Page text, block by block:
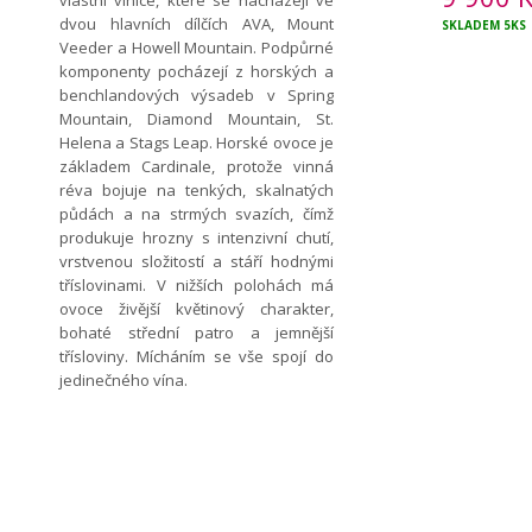
dvou hlavních dílčích AVA, Mount
Veeder a Howell Mountain. Podpůrné
komponenty pocházejí z horských a
benchlandových výsadeb v Spring
Mountain, Diamond Mountain, St.
Helena a Stags Leap. Horské ovoce je
základem Cardinale, protože vinná
réva bojuje na tenkých, skalnatých
půdách a na strmých svazích, čímž
produkuje hrozny s intenzivní chutí,
vrstvenou složitostí a stáří hodnými
tříslovinami. V nižších polohách má
ovoce živější květinový charakter,
bohaté střední patro a jemnější
třísloviny. Mícháním se vše spojí do
jedinečného vína.
SKLADEM 5KS